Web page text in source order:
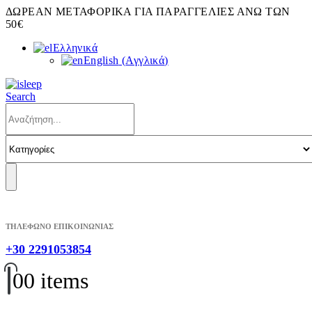
ΔΩΡΕΑΝ ΜΕΤΑΦΟΡΙΚΑ ΓΙΑ ΠΑΡΑΓΓΕΛΙΕΣ ΑΝΩ ΤΩΝ
50€
Ελληνικά
English (Αγγλικά)
Search
ΤΗΛΕΦΩΝΟ ΕΠΙΚΟΙΝΩΝΙΑΣ
+30 2291053854
00 items